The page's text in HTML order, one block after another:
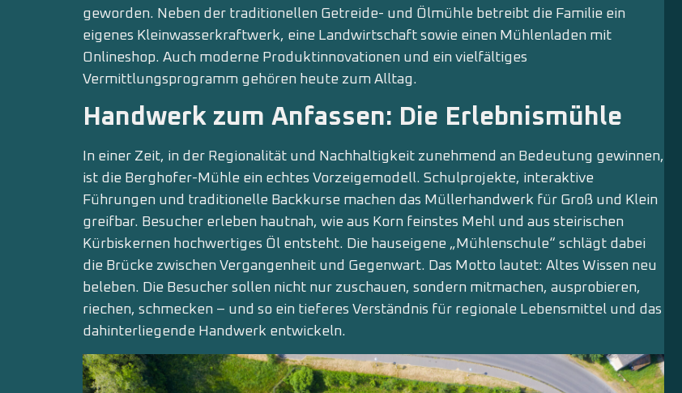
geworden. Neben der traditionellen Getreide- und Ölmühle betreibt die Familie ein
eigenes Kleinwasserkraftwerk, eine Landwirtschaft sowie einen Mühlenladen mit
Onlineshop. Auch moderne Produktinnovationen und ein vielfältiges
Vermittlungsprogramm gehören heute zum Alltag.
Handwerk zum Anfassen: Die Erlebnismühle
In einer Zeit, in der Regionalität und Nachhaltigkeit zunehmend an Bedeutung gewinnen,
ist die Berghofer-Mühle ein echtes Vorzeigemodell. Schulprojekte, interaktive
Führungen und traditionelle Backkurse machen das Müllerhandwerk für Groß und Klein
greifbar. Besucher erleben hautnah, wie aus Korn feinstes Mehl und aus steirischen
Kürbiskernen hochwertiges Öl entsteht. Die hauseigene „Mühlenschule“ schlägt dabei
die Brücke zwischen Vergangenheit und Gegenwart. Das Motto lautet: Altes Wissen neu
beleben. Die Besucher sollen nicht nur zuschauen, sondern mitmachen, ausprobieren,
riechen, schmecken – und so ein tieferes Verständnis für regionale Lebensmittel und das
dahinterliegende Handwerk entwickeln.